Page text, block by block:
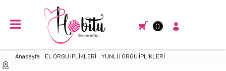
0
Anasayfa EL ÖRGÜ İPLİKLERİ YÜNLÜ ÖRGÜ İPLİKLERİ